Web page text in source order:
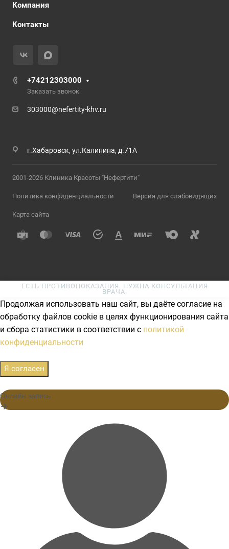
Компания
Контакты
+74212303000
Заказать звонок
303000@nefertity-khv.ru
г.Хабаровск, ул.Калинина, д.71А
2001-2026 Клиника Красоты "Нефертити"
Политика конфиденциальности Версия для слабовидящих
Карта сайта
ЕСТЬ ПРОТИВОПОКАЗАНИЯ. НУЖНА КОНСУЛЬТАЦИЯ
ВРАЧА.
Продолжая использовать наш сайт, вы даёте согласие на
обработку файлов cookie в целях функционирования сайта
и сбора статистики в соответствии с политикой
конфиденциальности
Я согласен